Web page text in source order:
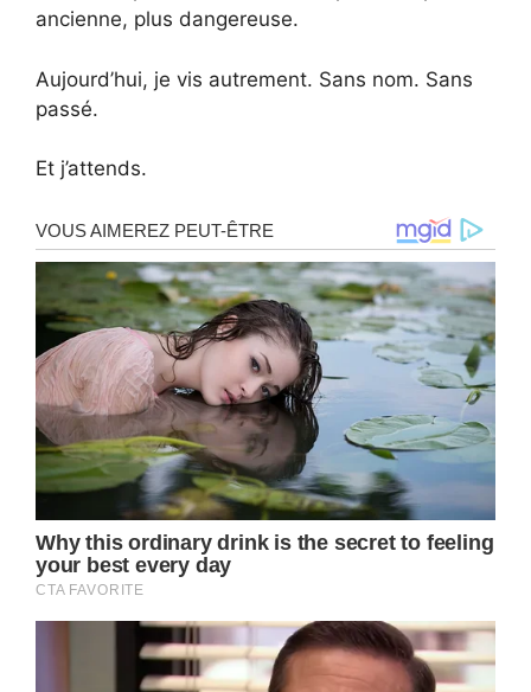
ancienne, plus dangereuse.
Aujourd’hui, je vis autrement. Sans nom. Sans
passé.
Et j’attends.